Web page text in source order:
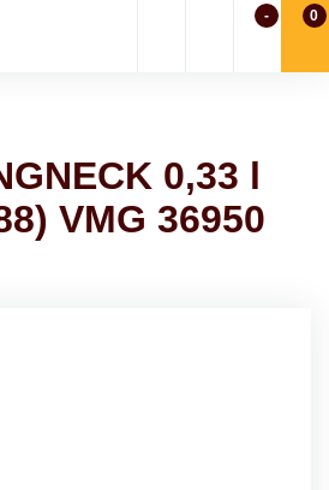
- 0
0,33 l
VMG 36950